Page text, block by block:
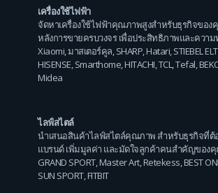
เครื่องใช้ไฟฟ้า
จัดหาเครื่องใช้ไฟฟ้าคุณภาพสูงสำหรับธุรกิจของ
หลังการขายครบวงจร เพื่อประสิทธิภาพและควา
Xiaomi,มาสเตอร์คูล,SHARP,Hatari,STIEBEL
HISENSE,Smarthome,HITACHI,TCL,Tefal,
Midea
ไลฟ์สไตล์
นำเสนอสินค้าไลฟ์สไตล์คุณภาพ สำหรับธุรกิจที่ต้อ
แบรนด์ เพิ่มมูลค่า และมัดใจลูกค้าคนสำคัญของ
GRAND SPORT,Master Art,Retekess,BEST
SUN SPORT,FITBIT